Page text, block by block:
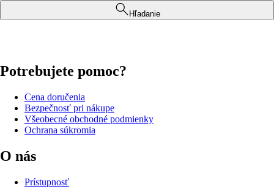
Hľadanie
Potrebujete pomoc?
Cena doručenia
Bezpečnosť pri nákupe
Všeobecné obchodné podmienky
Ochrana súkromia
O nás
Prístupnosť